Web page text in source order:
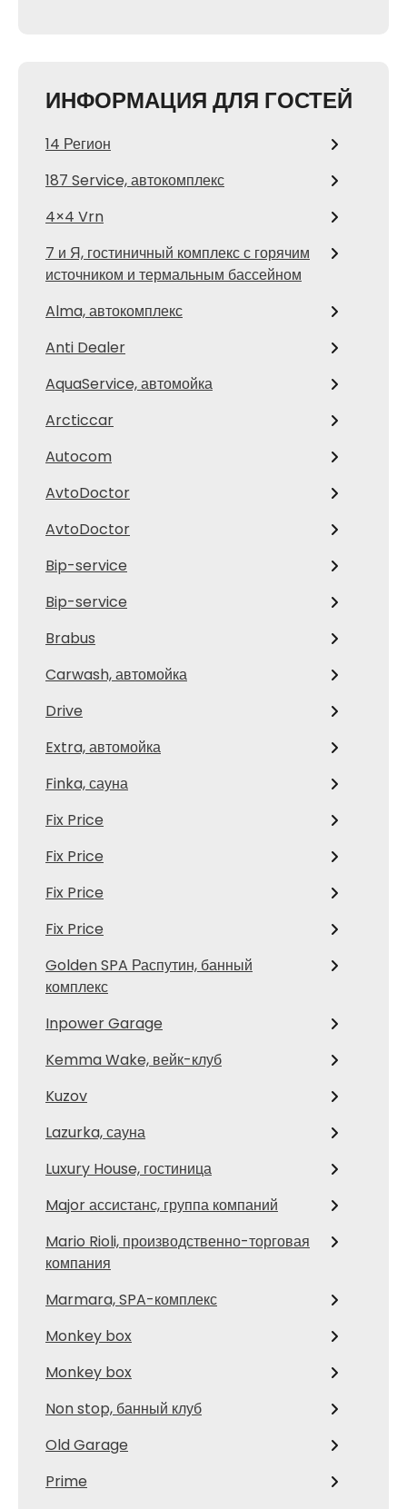
ИНФОРМАЦИЯ ДЛЯ ГОСТЕЙ
14 Регион
187 Service, автокомплекс
4×4 Vrn
7 и Я, гостиничный комплекс с горячим
источником и термальным бассейном
Alma, автокомплекс
Anti Dealer
AquaService, автомойка
Arcticcar
Autocom
AvtoDoctor
AvtoDoctor
Bip-service
Bip-service
Brabus
Carwash, автомойка
Drive
Extra, автомойка
Finka, сауна
Fix Price
Fix Price
Fix Price
Fix Price
Golden SPA Распутин, банный
комплекс
Inpower Garage
Kemma Wake, вейк-клуб
Kuzov
Lazurka, сауна
Luxury House, гостиница
Major ассистанс, группа компаний
Mario Rioli, производственно-торговая
компания
Marmara, SPA-комплекс
Monkey box
Monkey box
Non stop, банный клуб
Old Garage
Prime